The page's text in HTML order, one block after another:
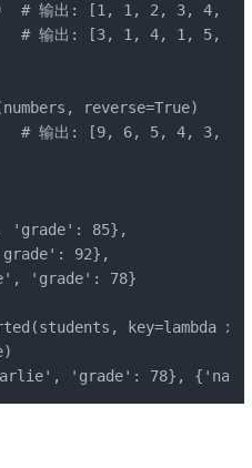
# 输出: [1, 1, 2, 3, 4,
# 输出: [3, 1, 4, 1, 5, 9,
reverse=True)
# 输出: [9, 6, 5, 4, 3,
'grade': 85},
92},
'grade': 78}
key=lambda
'grade': 78},